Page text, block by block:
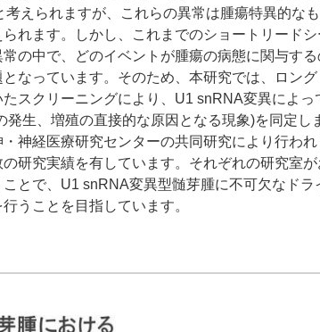
えられますが、これらの異常は腫瘍特異的な
れます。しかし、これまでのショートリードシ
の中で、どのイベントが腫瘍の病態に関与す
なっています。そのため、本研究では、ロン
スクリーニングにより、U1 snRNA変異によっ
生、増殖の直接的な原因となる現象)を同定し
神経医療研究センターの共同研究により行わ
研究実績を有しています。それぞれの研究室
とで、U1 snRNA変異型髄芽腫に不可欠なドラ
うことを目指しています。